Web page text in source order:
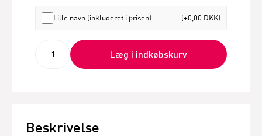
Lille navn (inkluderet i prisen) (+0,00 DKK)
Læg i indkøbskurv
Beskrivelse